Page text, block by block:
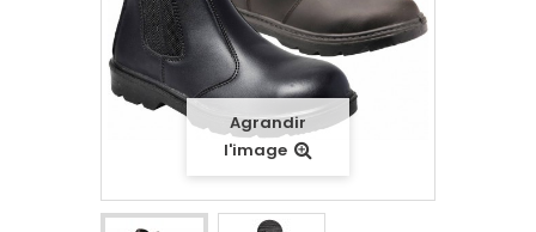
Agrandir
l'image